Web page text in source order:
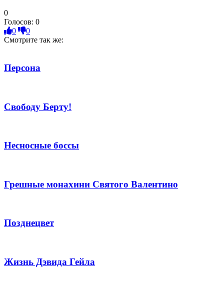
0
Голосов: 0
0
0
Смотрите так же:
Персона
Свободу Берту!
Несносные боссы
Грешные монахини Святого Валентино
Позднецвет
Жизнь Дэвида Гейла